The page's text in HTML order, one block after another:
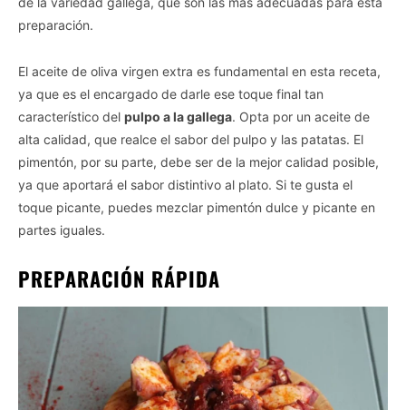
preparación.
El aceite de oliva virgen extra es fundamental en esta receta,
ya que es el encargado de darle ese toque final tan
característico del pulpo a la gallega. Opta por un aceite de
alta calidad, que realce el sabor del pulpo y las patatas. El
pimentón, por su parte, debe ser de la mejor calidad posible,
ya que aportará el sabor distintivo al plato. Si te gusta el
toque picante, puedes mezclar pimentón dulce y picante en
partes iguales.
PREPARACIÓN RÁPIDA